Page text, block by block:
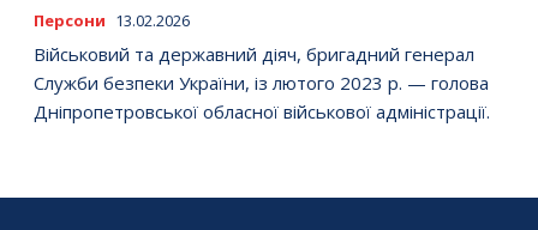
Персони 13.02.2026
Військовий та державний діяч, бригадний генерал
Служби безпеки України, із лютого 2023 р. — голова
Дніпропетровської обласної військової адміністрації.